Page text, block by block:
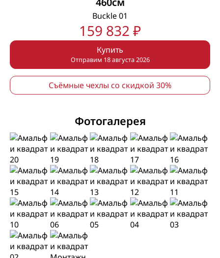
Buckle 01
159 832 ₽
Купить
Отправим 18 августа 2026
Съёмные чехлы со скидкой 30%
Фотогалерея